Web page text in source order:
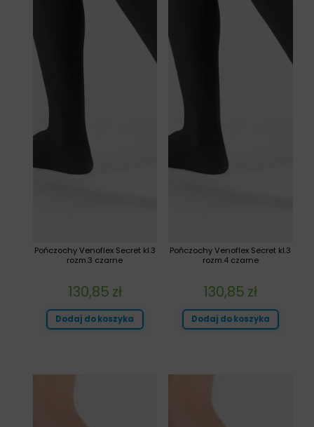
Pończochy Venoflex Secret kl.3
rozm.4 czarne
130,85 zł
Dodaj do koszyka
Pończochy Venoflex Secret kl.3
rozm.3 czarne
130,85 zł
Dodaj do koszyka